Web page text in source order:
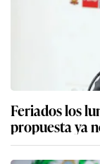
Feriados los
propuesta ya